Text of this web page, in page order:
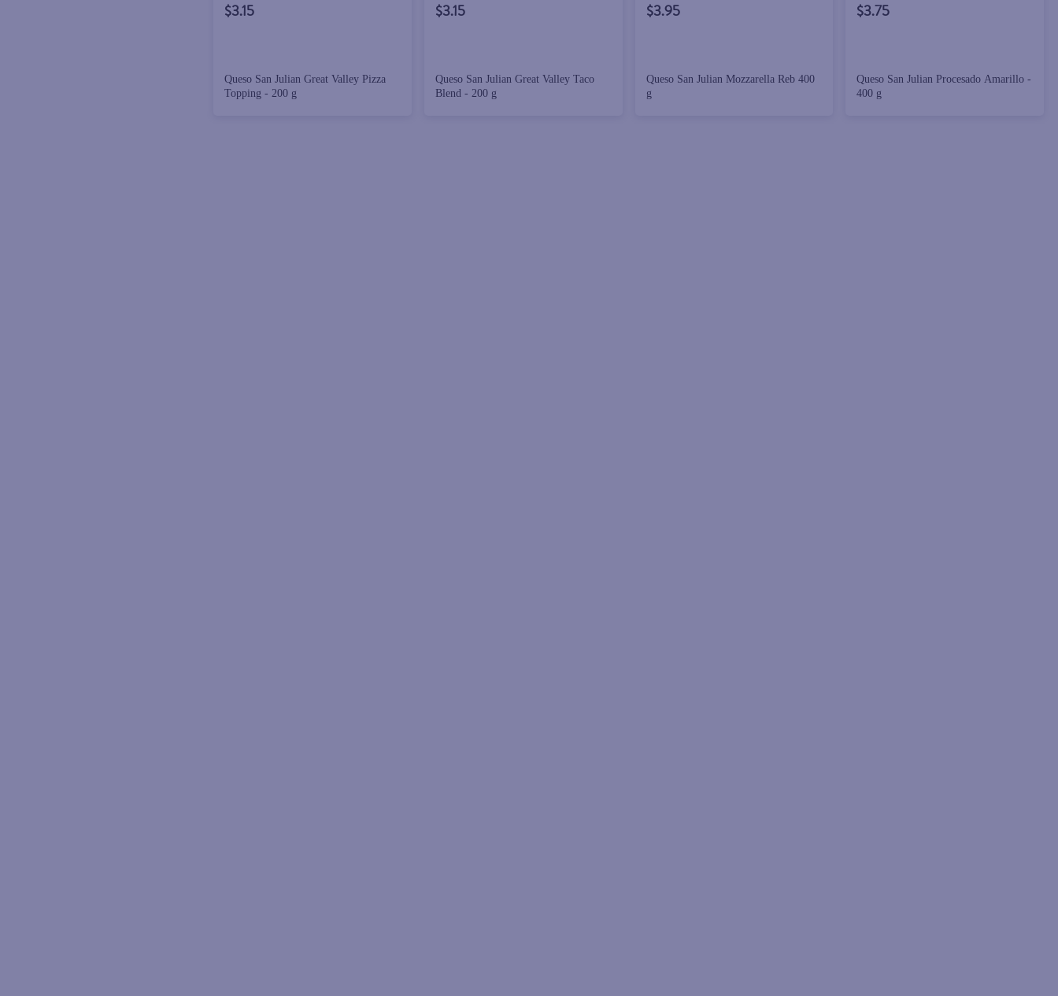
$3.15
Queso San Julian Great Valley Pizza
Topping - 200 g
$3.15
Queso San Julian Great Valley Taco
Blend - 200 g
$3.95
Queso San Julian Mozzarella Reb 400
g
$3.75
Queso San Julian Procesado Amarillo -
400 g